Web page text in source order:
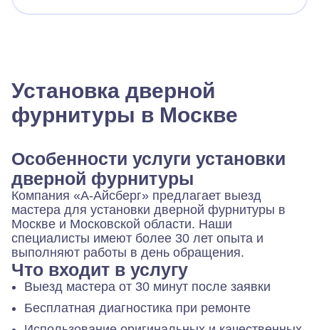
Установка дверной
фурнитуры в Москве
Особенности услуги установки
дверной фурнитуры
Компания «А-Айсберг» предлагает выезд
мастера для установки дверной фурнитуры в
Москве и Московской области. Наши
специалисты имеют более 30 лет опыта и
выполняют работы в день обращения.
Что входит в услугу
Выезд мастера от 30 минут после заявки
Бесплатная диагностика при ремонте